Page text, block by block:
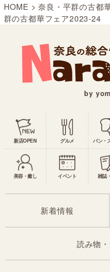
HOME >奈良・平群の古都
群の古都華フェア2023-24
by
新店OPEN グルメ パン・
美容・癒し イベント 雑誌
新着情報
読み物